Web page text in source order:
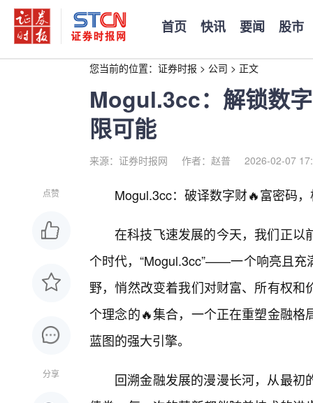
首页 快讯 要闻 股市
您当前的位置： 证券时报 > 公司 > 正文
Mogul.3cc：解锁数
限可能
来源：证券时报网 作者：赵普 2026-02-07
点赞
分享
Mogul.3cc：破译数字财🔥富密码
在科技飞速发展的今天，我们正以
个时代，“Mogul.3cc”——一个响亮且充
野，悄然改变着我们对财富、所有权
个理念的🔥集合，一个正在重塑金融
蓝图的强大引擎。
回溯金融发展的漫漫长河，从最